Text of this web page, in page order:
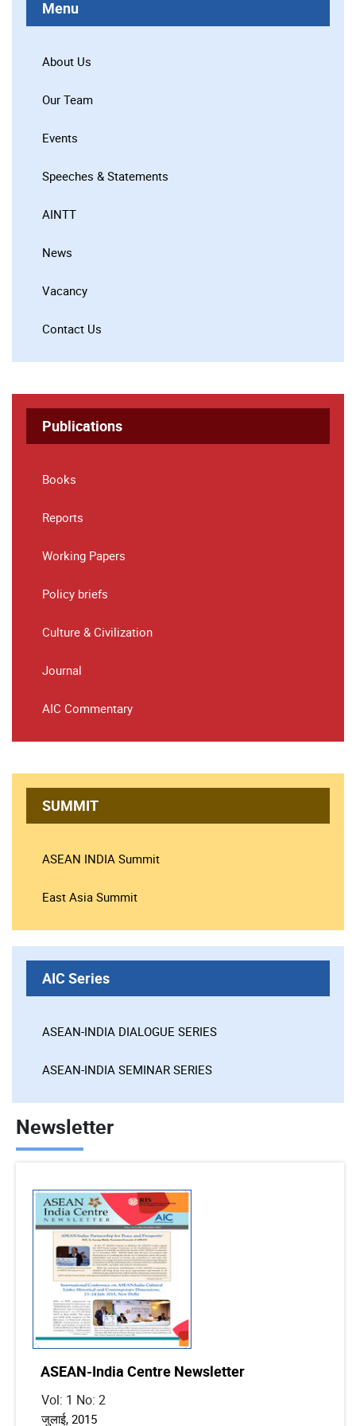
Menu
About Us
Our Team
Events
Speeches & Statements
AINTT
News
Vacancy
Contact Us
Publications
Books
Reports
Working Papers
Policy briefs
Culture & Civilization
Journal
AIC Commentary
SUMMIT
ASEAN INDIA Summit
East Asia Summit
AIC Series
ASEAN-INDIA DIALOGUE SERIES
ASEAN-INDIA SEMINAR SERIES
Newsletter
ASEAN-India Centre Newsletter
Vol: 1 No: 2
जुलाई, 2015